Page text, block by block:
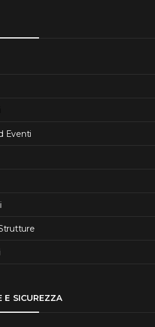
Eventi
E SICUREZZA